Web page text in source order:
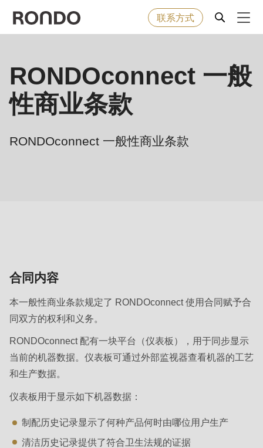
main
content
联系方式
烘焙食品
机器&工业型设备
解决方案
United States · CN
Newsletter
Error
message
Deprecated
function:
mb_substr():
Passing
deprecated
in
Drupal\rondo_contact\ContactService-
{closure}
()
(line
592
modules/custom/rondo_contact/src/ContactService.php
RONDOconnect 一般
性商业条款
RONDOconnect 一般性商业条款
合同内容
本一般性商业条款规定了 RONDOconnect 使用合同赋予合
同双方的权利和义务。
RONDOconnect 配有一块平台（仪表板），用于同步显示
当前的机器数据。仪表板可通过外部监视器查看机器的工艺
和生产数据。
仪表板用于显示如下机器数据：
制配历史记录显示了何种产品何时由哪位用户生产
清洁历史记录提供了符合卫生法规的证据